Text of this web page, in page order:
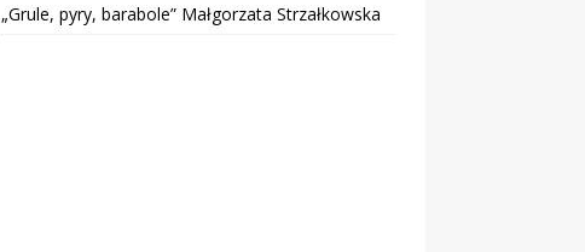
„Grule, pyry, barabole” Małgorzata Strzałkowska